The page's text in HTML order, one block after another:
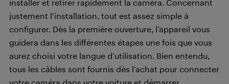
installer et retirer rapidement la caméra. Concernant
justement l’installation, tout est assez simple à
configurer. Dès la première ouverture, l’appareil vous
guidera dans les différentes étapes une fois que vous
aurez choisi votre langue d’utilisation. Bien entendu,
tous les câbles sont fournis dès l’achat pour connecter